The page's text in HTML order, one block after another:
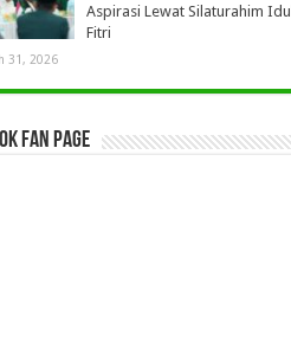
Aspirasi Lewat Silaturahim Idul
Fitri
31, 2026
Fan Page